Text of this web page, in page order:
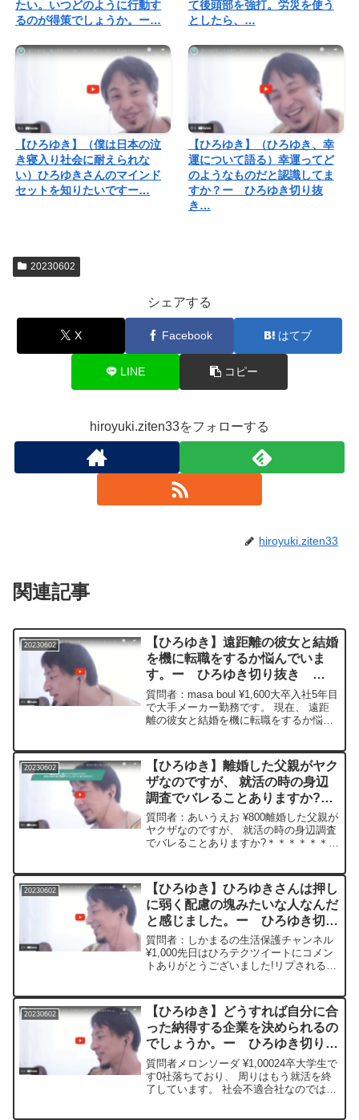
たい。いつどのように行動す
るのが得策でしょうか。ー…
て後頭部を強打。労災を使う
としたら、…
【ひろゆき】（僕は日本の泣
き寝入り社会に耐えられな
い）ひろゆきさんのマインド
セットを知りたいですー…
【ひろゆき】（ひろゆき、幸
運について語る）幸運ってど
のようなものだと認識してま
すか？ー ひろゆき切り抜
き…
20230602
シェアする
X Facebook はてブ
LINE コピー
hiroyuki.ziten33をフォローする
hiroyuki.ziten33
関連記事
20230602
【ひろゆき】遠距離の彼女と結婚
を機に転職をするか悩んでいま
す。ー ひろゆき切り抜き
20230602
質問者：masa boul ¥1,600大卒入社5年目
で大手メーカー勤務です。 現在、 遠距
離の彼女と結婚を機に転職をするか悩ん
らにはきてくれないとのことです。 彼
女...
20230602
【ひろゆき】離婚した父親がヤク
ザなのですが、 就活の時の身辺
調査でバレることありますか?
ー ひろゆき切り抜き
20230602
質問者：あいうえお ¥800離婚した父親が
ヤクザなのですが、 就活の時の身辺調査
でバレることありますか?＊＊＊＊＊＊＊
ば基本バレないです警察とその警察とB
を入れてるよう...
20230602
【ひろゆき】ひろゆきさんは押し
に弱く配慮の塊みたいな人なんだ
と感じました。ー ひろゆき切り
抜き 20230602
質問者：しかまるの生活保護チャンネル
¥1,000先日はひろテクツイートにコメン
トありがとうございました!リプされると
な人なんだと感じました。 恐らくそれ故
に利用され...
20230602
【ひろゆき】どうすれば自分に合
った納得する企業を決められるの
でしょうか。ー ひろゆき切り抜
き 20230602
質問者メロンソーダ ¥1,00024卒大学生で
す0社落ちており、 周りはもう就活を終
了しています。 社会不適合社なのではな